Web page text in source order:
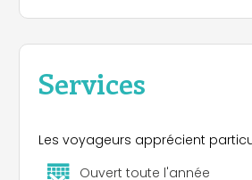
Services
Les voyageurs apprécient
Ouvert toute l'année